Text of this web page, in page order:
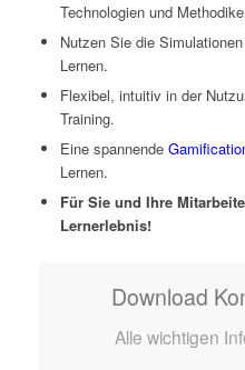
Technologien und
Nutzen Sie die
Lernen.
Flexibel, intuitiv in der
Training.
Eine spannende
Lernen.
Für Sie und Ihre
Lernerlebnis!
Download
Alle wichtigen